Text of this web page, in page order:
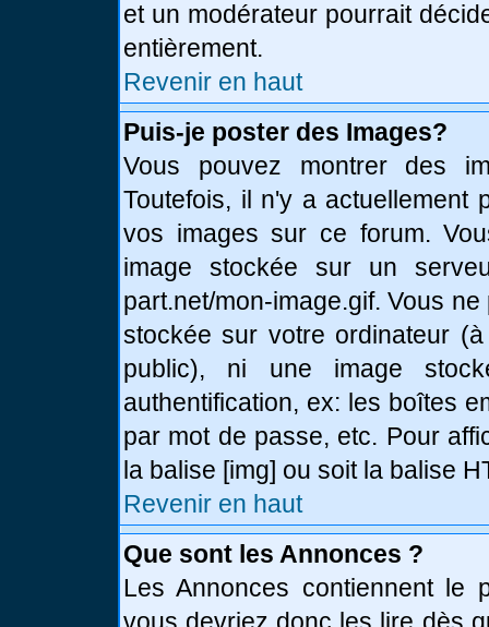
et un modérateur pourrait
entièrement.
Revenir en haut
Puis-je poster des Images?
Vous pouvez montrer des
Toutefois, il n'y a actuellement
vos images sur ce forum.
image stockée sur un
part.net/mon-image.gif. Vous
stockée sur votre ordinateur
public), ni une image
authentification, ex: les boîtes
par mot de passe, etc. Pour
la balise [img] ou soit la balise
Revenir en haut
Que sont les Annonces ?
Les Annonces contiennent le